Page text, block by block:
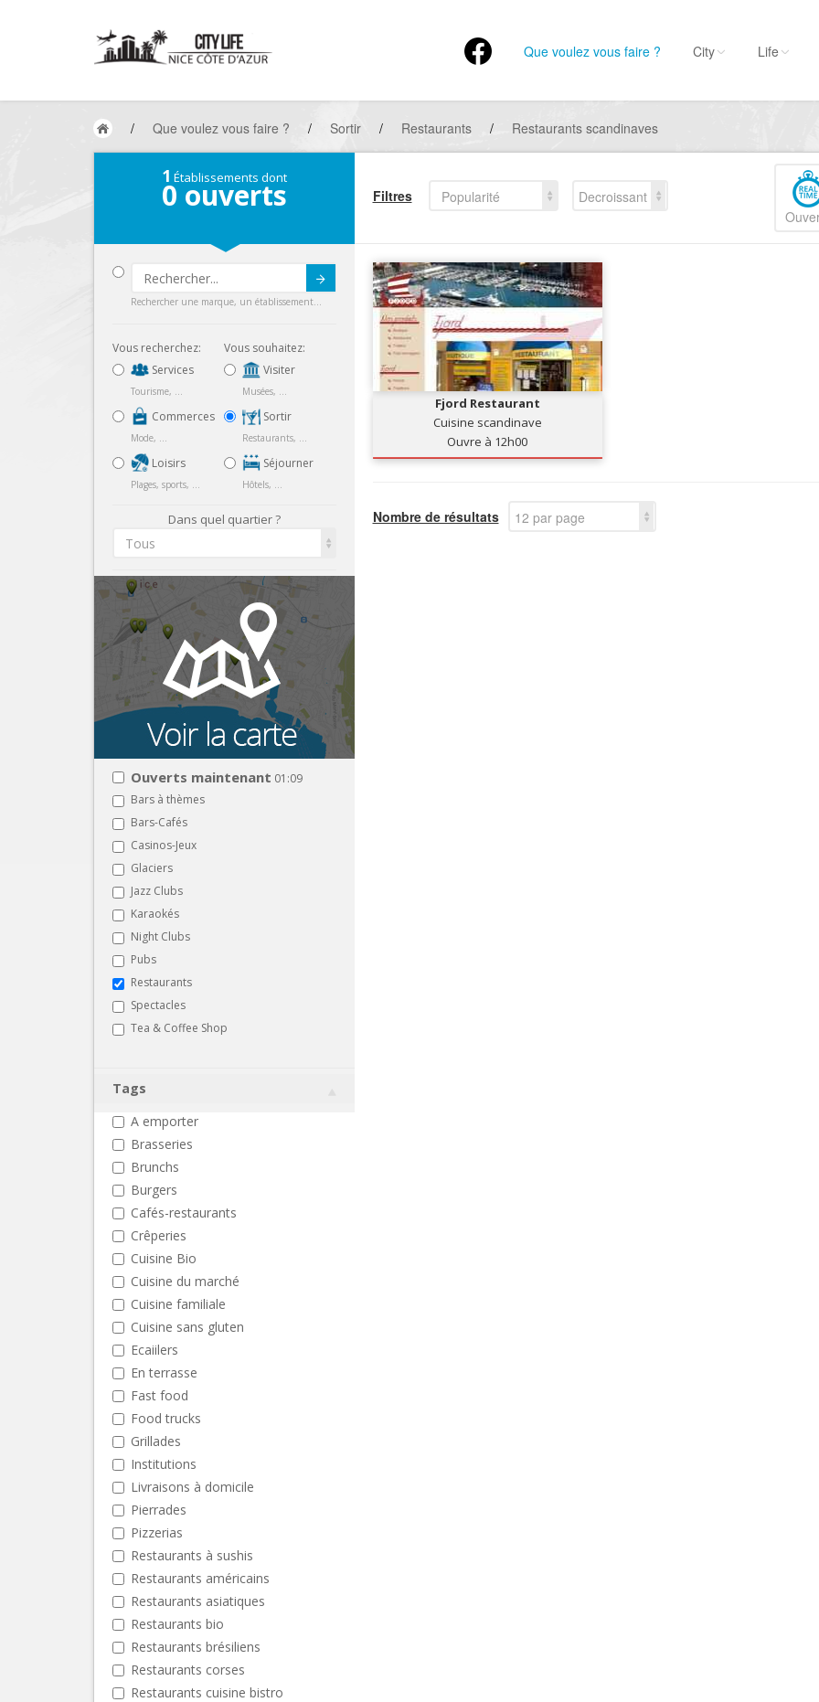
Que voulez vous faire ? City Life
/ Que voulez vous faire ? / Sortir / Restaurants / Restaurants scandinaves
1 Établissements dont
0 ouverts
Rechercher une marque, un établissement...
Vous recherchez:
Services
Tourisme, ...
Commerces
Mode, ...
Loisirs
Plages, sports, ...
Vous souhaitez:
Visiter
Musées, ...
Sortir
Restaurants, ...
Séjourner
Hôtels, ...
Dans quel quartier ?
Tous
Ouverts maintenant 01:09
Bars à thèmes
Bars-Cafés
Casinos-Jeux
Glaciers
Jazz Clubs
Karaokés
Night Clubs
Pubs
Restaurants
Spectacles
Tea & Coffee Shop
Tags
A emporter
Brasseries
Brunchs
Burgers
Cafés-restaurants
Crêperies
Cuisine Bio
Cuisine du marché
Cuisine familiale
Cuisine sans gluten
Ecaiilers
En terrasse
Fast food
Food trucks
Grillades
Institutions
Livraisons à domicile
Pierrades
Pizzerias
Restaurants à sushis
Restaurants américains
Restaurants asiatiques
Restaurants bio
Restaurants brésiliens
Restaurants corses
Restaurants cuisine bistro
Filtres Popularité
Decroissant
Fjord Restaurant
Cuisine scandinave
Ouvre à 12h00
Nombre de résultats 12 par page